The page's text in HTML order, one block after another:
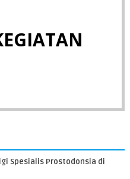
Spesialis Prostodonsia di